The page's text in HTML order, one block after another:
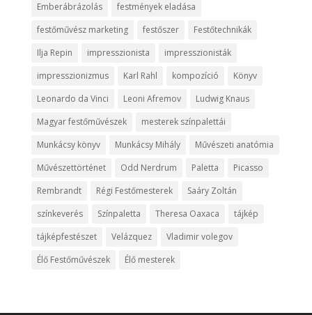
Emberábrázolás
festmények eladása
festőművész marketing
festőszer
Festőtechnikák
Ilja Repin
impresszionista
impresszionisták
impresszionizmus
Karl Rahl kompozíció
Könyv
Leonardo da Vinci
Leoni Afremov
Ludwig Knaus
Magyar festőművészek
mesterek színpalettái
Munkácsy könyv
Munkácsy Mihály
Művészeti anatómia
Művészettörténet
Odd Nerdrum Paletta
Picasso
Rembrandt
Régi Festőmesterek
Saáry Zoltán
színkeverés
Színpaletta Theresa Oaxaca
tájkép
tájképfestészet
Velázquez
Vladimir volegov
Élő Festőművészek
Élő mesterek